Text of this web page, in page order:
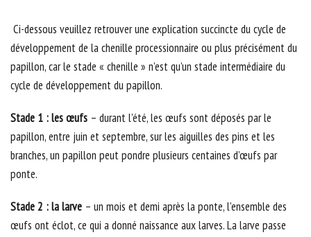
Ci-dessous veuillez retrouver une explication succincte du cycle de
développement de la chenille processionnaire ou plus précisément du
papillon, car le stade « chenille » n’est qu’un stade intermédiaire du
cycle de développement du papillon.
Stade 1 : les œufs – durant l’été, les œufs sont déposés par le
papillon, entre juin et septembre, sur les aiguilles des pins et les
branches, un papillon peut pondre plusieurs centaines d’œufs par
ponte.
Stade 2 : la larve – un mois et demi après la ponte, l’ensemble des
œufs ont éclot, ce qui a donné naissance aux larves. La larve passe